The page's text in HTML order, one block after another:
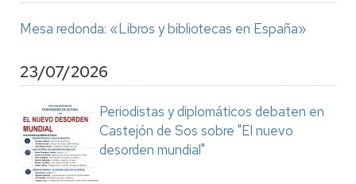
Mesa redonda: «Libros y bibliotecas en España»
23/07/2026
Periodistas y diplomáticos debaten en
Castejón de Sos sobre "El nuevo
desorden mundial"